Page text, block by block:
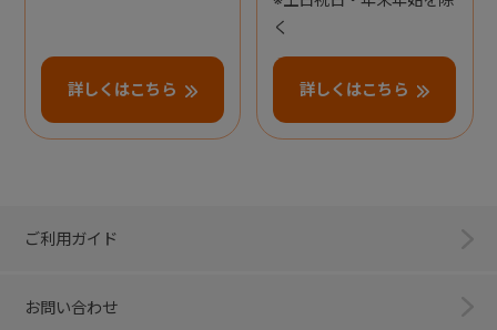
詳しくはこちら
く
詳しくはこちら
ご利用ガイド
お問い合わせ